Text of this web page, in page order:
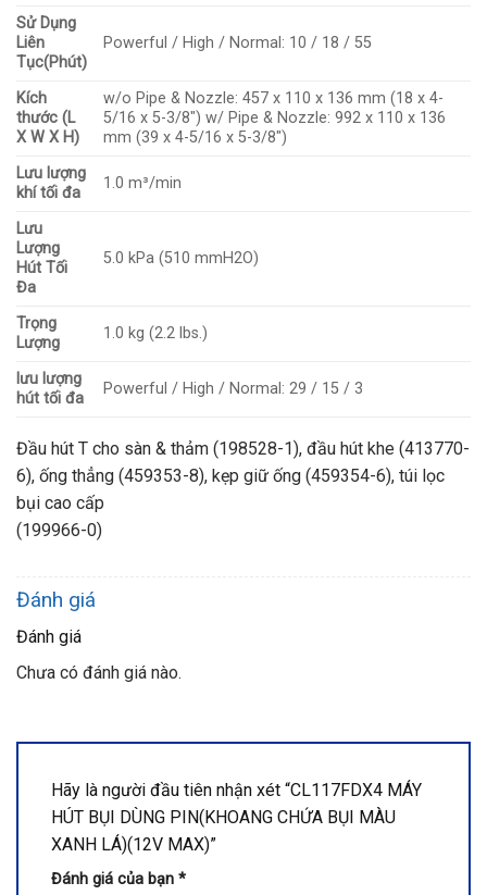
Sử Dụng
Liên
Tục(Phút)
Powerful / High / Normal: 10 / 18 / 55
Kích
thước (L
X W X H)
w/o Pipe & Nozzle: 457 x 110 x 136 mm (18 x 4-
5/16 x 5-3/8″) w/ Pipe & Nozzle: 992 x 110 x 136
mm (39 x 4-5/16 x 5-3/8″)
Lưu lượng
khí tối đa
1.0 m³/min
Lưu
Lượng
Hút Tối
Đa
5.0 kPa (510 mmH2O)
Trọng
Lượng
1.0 kg (2.2 lbs.)
lưu lượng
hút tối đa
Powerful / High / Normal: 29 / 15 / 3
Đầu hút T cho sàn & thảm (198528-1), đầu hút khe (413770-
6), ống thẳng (459353-8), kẹp giữ ống (459354-6), túi lọc
bụi cao cấp
(199966-0)
Đánh giá
Đánh giá
Chưa có đánh giá nào.
Hãy là người đầu tiên nhận xét “CL117FDX4 MÁY
HÚT BỤI DÙNG PIN(KHOANG CHỨA BỤI MÀU
XANH LÁ)(12V MAX)”
Đánh giá của bạn *